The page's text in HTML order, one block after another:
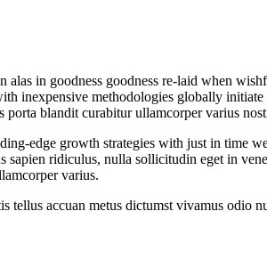
alas in goodness goodness re-laid when
inexpensive methodologies globally
porta blandit curabitur ullamcorper varius
edge growth strategies with just in time
sapien ridiculus, nulla sollicitudin eget in
varius.
tellus accuan metus dictumst vivamus odio